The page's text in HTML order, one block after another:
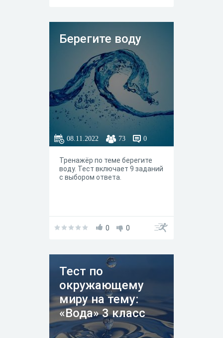
взаимодействие.
Берегите воду
08.11.2022 73 0
Тренажёр по теме берегите
воду. Тест включает 9 заданий
с выбором ответа.
0 0
Тест по
окружающему
миру на тему:
«Вода» 3 класс